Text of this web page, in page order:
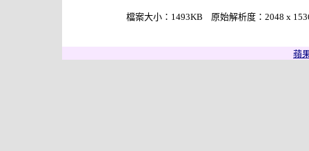
檔案大小：1493KB 原始解析度：2048 x
蘋